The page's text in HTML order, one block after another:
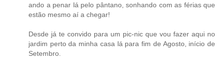
ando a penar lá pelo pântano, sonhando com as férias que
estão mesmo aí a chegar!
Desde já te convido para um pic-nic que vou fazer aqui no
jardim perto da minha casa lá para fim de Agosto, início de
Setembro.